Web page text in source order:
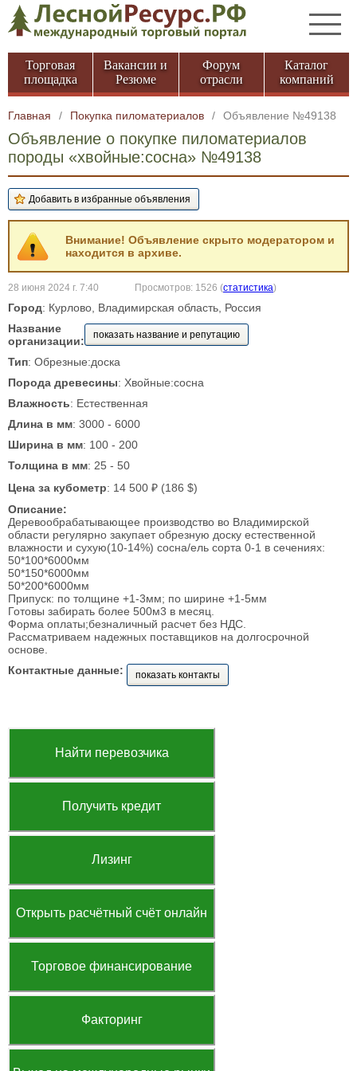
Торговая
площадка
Вакансии и
Резюме
Форум
отрасли
Каталог
компаний
Главная / Покупка пиломатериалов / Объявление №49138
Объявление о покупке пиломатериалов
породы «хвойные:сосна» №49138
Внимание! Объявление скрыто модератором и
находится в архиве.
28 июня 2024 г. 7:40 Просмотров: 1526 (статистика)
Город: Курлово, Владимирская область, Россия
Название
организации:
показать название и репутацию
Тип: Обрезные:доска
Порода древесины: Хвойные:сосна
Влажность: Естественная
Длина в мм: 3000 - 6000
Ширина в мм: 100 - 200
Толщина в мм: 25 - 50
Цена за кубометр: 14 500 ₽ (186 $)
Описание:
Деревообрабатывающее производство во Владимирской
области регулярно закупает обрезную доску естественной
влажности и сухую(10-14%) сосна/ель сорта 0-1 в сечениях:
50*100*6000мм
50*150*6000мм
50*200*6000мм
Припуск: по толщине +1-3мм; по ширине +1-5мм
Готовы забирать более 500м3 в месяц.
Форма оплаты;безналичный расчет без НДС.
Рассматриваем надежных поставщиков на долгосрочной
основе.
Контактные данные:
показать контакты
Найти перевозчика
Получить кредит
Лизинг
Открыть расчётный счёт онлайн
Торговое финансирование
Факторинг